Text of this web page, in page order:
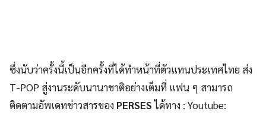
ซึ่งนับว่าครั้งนี้เป็นอีกครั้งที่ได้ทำหน้าที่ตัวแทนประเทศไทย ส่ง
T-POP สู่งานระดับนานาชาติอย่างเต็มที่ แฟน ๆ สามารถ
ติดตามอัพเดทข่าวสารของ PERSESได้ทาง : Youtube: